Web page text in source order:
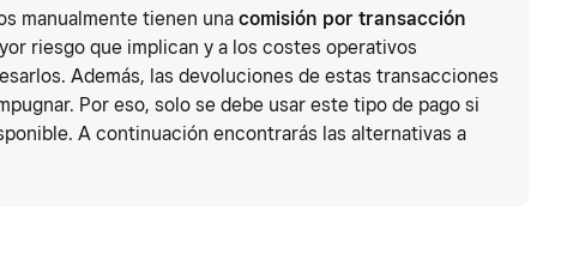
manualmente tienen una comisión por transacción
riesgo que implican y a los costes operativos
Además, las devoluciones de estas transacciones
Por eso, solo se debe usar este tipo de pago si
A continuación encontrarás las alternativas a